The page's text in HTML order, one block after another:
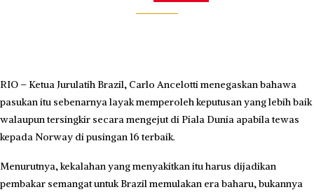
RIO – Ketua Jurulatih Brazil, Carlo Ancelotti menegaskan bahawa
pasukan itu sebenarnya layak memperoleh keputusan yang lebih baik
walaupun tersingkir secara mengejut di Piala Dunia apabila tewas
kepada Norway di pusingan 16 terbaik.
Menurutnya, kekalahan yang menyakitkan itu harus dijadikan
pembakar semangat untuk Brazil memulakan era baharu, bukannya